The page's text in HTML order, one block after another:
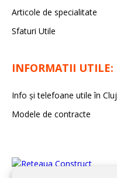
Articole de specialitate
Sfaturi Utile
INFORMATII UTILE:
Info și telefoane utile în Cluj
Modele de contracte